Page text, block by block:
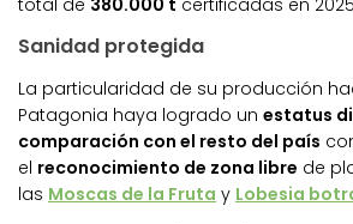
Sanidad protegida
La particularidad de su producción
Patagonia haya logrado un estatus
comparación con el resto del país
el reconocimiento de zona libre de
las Moscas de la Fruta y Lobesia